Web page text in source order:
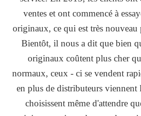
ventes et ont commencé à
originaux, ce qui est très nouveau
Bientôt, il nous a dit que bien
originaux coûtent plus cher
normaux, ceux - ci se vendent
en plus de distributeurs viennent
choisissent même d'attendre